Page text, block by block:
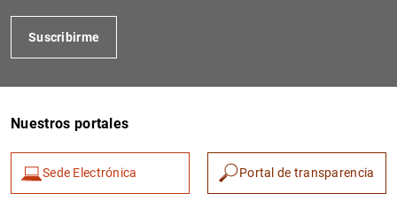
Suscribirme
Nuestros portales
Sede Electrónica Portal de transparencia